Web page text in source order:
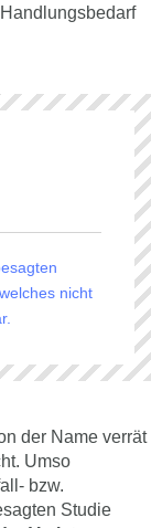
nicht
der Name verrät
Umso
bzw.
Studie